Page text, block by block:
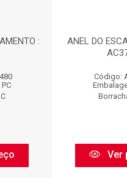
:
ANEL DO
Código:
Ver